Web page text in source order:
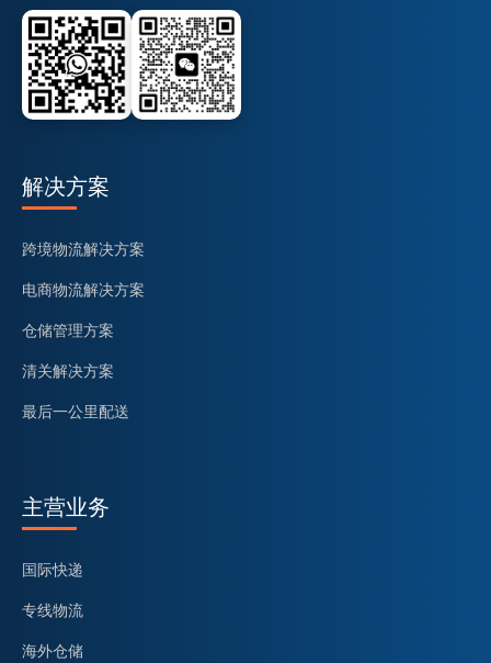
解决方案
跨境物流解决方案
电商物流解决方案
仓储管理方案
清关解决方案
最后一公里配送
主营业务
国际快递
专线物流
海外仓储